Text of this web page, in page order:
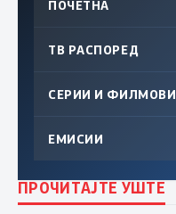
ПОЧЕТНА
ТВ РАСПОРЕД
СЕРИИ И ФИЛМОВИ
ЕМИСИИ
ПРОЧИТАЈТЕ УШТЕ